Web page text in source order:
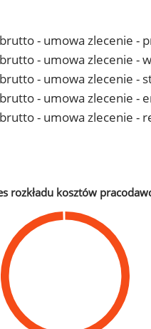
- umowa zlecenie -
- umowa zlecenie -
- umowa zlecenie -
- umowa zlecenie -
- umowa zlecenie -
rozkładu kosztów